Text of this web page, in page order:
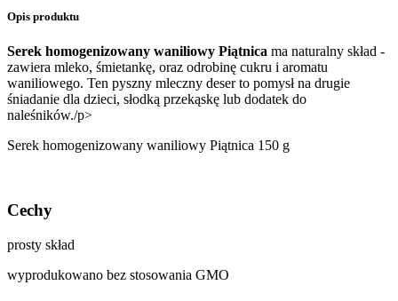
Opis produktu
Serek homogenizowany waniliowy Piątnica ma naturalny skład -
zawiera mleko, śmietankę, oraz odrobinę cukru i aromatu
waniliowego. Ten pyszny mleczny deser to pomysł na drugie
śniadanie dla dzieci, słodką przekąskę lub dodatek do
naleśników./p>
Serek homogenizowany waniliowy Piątnica 150 g
Cechy
prosty skład
wyprodukowano bez stosowania GMO